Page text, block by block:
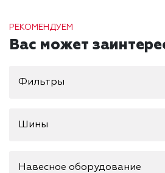
РЕКОМЕНДУЕМ
Вас может
Фильтры
Шины
Навесное оборудование